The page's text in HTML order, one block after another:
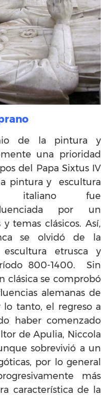
de la pintura y
una prioridad
del Papa Sixtus IV
pintura y escultura
italiano fue
por un
temas clásicos. Así,
se olvidó de la
etrusca y
800-1400. Sin
clásica se comprobó
alemanas de
lo tanto, el regreso a
haber comenzado
de Apulia, Niccola
sobrevivió a un
por lo general
más
característica de la